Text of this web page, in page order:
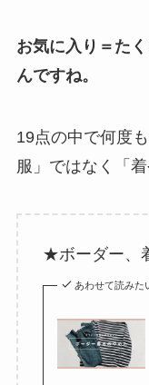
お気に入り＝た
んですね。
19点の中で何度
服」ではなく「
★ボーダー、
あわせて読みた